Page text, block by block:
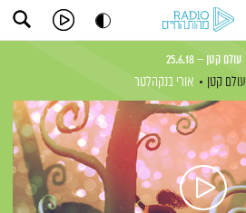
עולם קטן – 25.6.18
עולם קטן אורי בנקהלטר